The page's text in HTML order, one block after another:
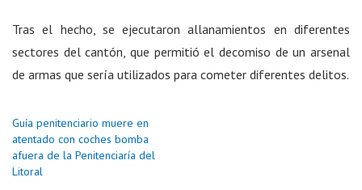
Tras el hecho, se ejecutaron allanamientos en diferentes
sectores del cantón, que permitió el decomiso de un arsenal
de armas que sería utilizados para cometer diferentes delitos.
Guía penitenciario muere en
atentado con coches bomba
afuera de la Penitenciaría del
Litoral